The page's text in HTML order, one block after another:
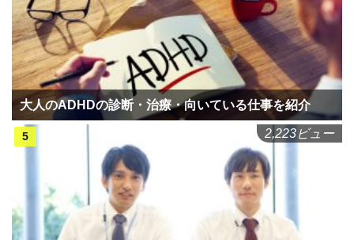
大人のADHDの診断・治療・向いている仕事を紹介
2,223ビュー